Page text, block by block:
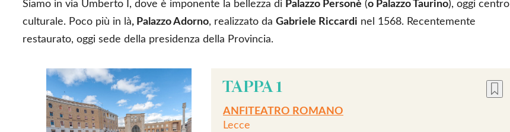
Siamo in via Umberto I, dove è imponente la bellezza di Palazzo Personè (o Palazzo Taurino), oggi centro
culturale. Poco più in là, Palazzo Adorno, realizzato da Gabriele Riccardi nel 1568. Recentemente
restaurato, oggi sede della presidenza della Provincia.
TAPPA 1
ANFITEATRO ROMANO
Lecce